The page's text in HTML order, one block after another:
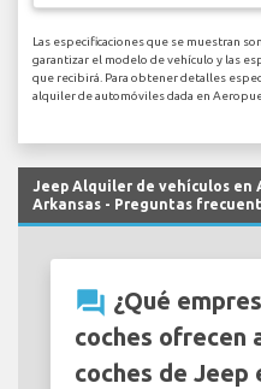
Las especificaciones que se muestran
garantizar el modelo de vehículo y las
que recibirá. Para obtener detalles
alquiler de automóviles dada en
Jeep Alquiler de vehículos en
Arkansas - Preguntas
question_answer ¿Qué
coches ofrecen
coches de